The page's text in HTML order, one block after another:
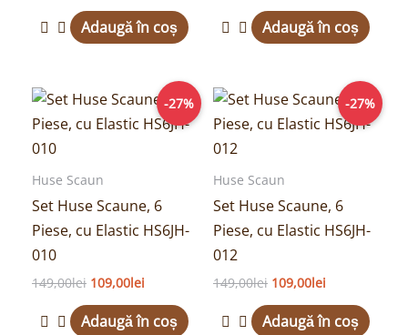
Adaugă în coș Adaugă în coș
-27%
Huse Scaun
Set Huse Scaune, 6
Piese, cu Elastic HS6JH-
010
149,00lei
Prețul
inițial
a
109,00lei
Prețul
curent
este:
Adaugă în coș
-27%
Huse Scaun
Set Huse Scaune, 6
Piese, cu Elastic HS6JH-
012
149,00lei
Prețul
inițial
a
109,00lei
Prețul
curent
este:
Adaugă în coș